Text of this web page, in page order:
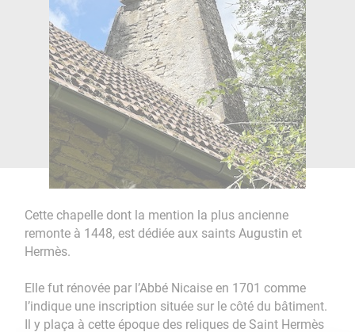
Cette chapelle dont la mention la plus ancienne
remonte à 1448, est dédiée aux saints Augustin et
Hermès.
Elle fut rénovée par l’Abbé Nicaise en 1701 comme
l’indique une inscription située sur le côté du bâtiment.
Il y plaça à cette époque des reliques de Saint Hermès